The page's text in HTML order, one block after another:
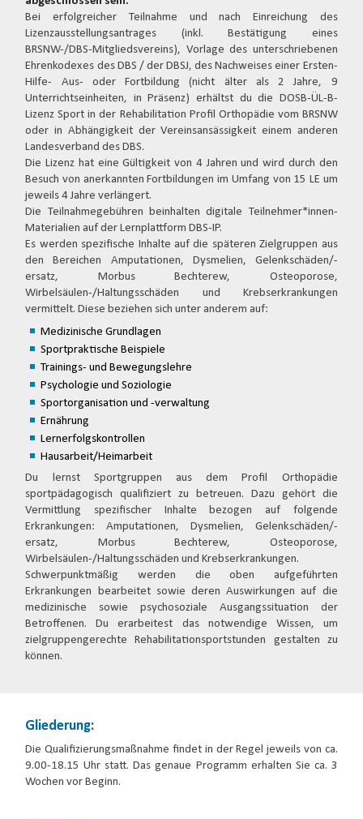
Bei erfolgreicher Teilnahme und nach Einreichung des
Lizenzausstellungsantrages (inkl. Bestätigung eines
BRSNW-/DBS-Mitgliedsvereins), Vorlage des unterschriebenen
Ehrenkodexes des DBS / der DBSJ, des Nachweises einer Ersten-
Hilfe- Aus- oder Fortbildung (nicht älter als 2 Jahre, 9
Unterrichtseinheiten, in Präsenz) erhältst du die DOSB-ÜL-B-
Lizenz Sport in der Rehabilitation Profil Orthopädie vom BRSNW
oder in Abhängigkeit der Vereinsansässigkeit einem anderen
Landesverband des DBS.
Die Lizenz hat eine Gültigkeit von 4 Jahren und wird durch den
Besuch von anerkannten Fortbildungen im Umfang von 15 LE um
jeweils 4 Jahre verlängert.
Die Teilnahmegebühren beinhalten digitale Teilnehmer*innen-
Materialien auf der Lernplattform DBS-IP.
Es werden spezifische Inhalte auf die späteren Zielgruppen aus
den Bereichen Amputationen, Dysmelien, Gelenkschäden/-
ersatz, Morbus Bechterew, Osteoporose,
Wirbelsäulen-/Haltungsschäden und Krebserkrankungen
vermittelt. Diese beziehen sich unter anderem auf:
Medizinische Grundlagen
Sportpraktische Beispiele
Trainings- und Bewegungslehre
Psychologie und Soziologie
Sportorganisation und -verwaltung
Ernährung
Lernerfolgskontrollen
Hausarbeit/Heimarbeit
Du lernst Sportgruppen aus dem Profil Orthopädie
sportpädagogisch qualifiziert zu betreuen. Dazu gehört die
Vermittlung spezifischer Inhalte bezogen auf folgende
Erkrankungen: Amputationen, Dysmelien, Gelenkschäden/-
ersatz, Morbus Bechterew, Osteoporose,
Wirbelsäulen-/Haltungsschäden und Krebserkrankungen.
Schwerpunktmäßig werden die oben aufgeführten
Erkrankungen bearbeitet sowie deren Auswirkungen auf die
medizinische sowie psychosoziale Ausgangssituation der
Betroffenen. Du erarbeitest das notwendige Wissen, um
zielgruppengerechte Rehabilitationsportstunden gestalten zu
können.
Gliederung:
Die Qualifizierungsmaßnahme findet in der Regel jeweils von ca.
9.00-18.15 Uhr statt. Das genaue Programm erhalten Sie ca. 3
Wochen vor Beginn.